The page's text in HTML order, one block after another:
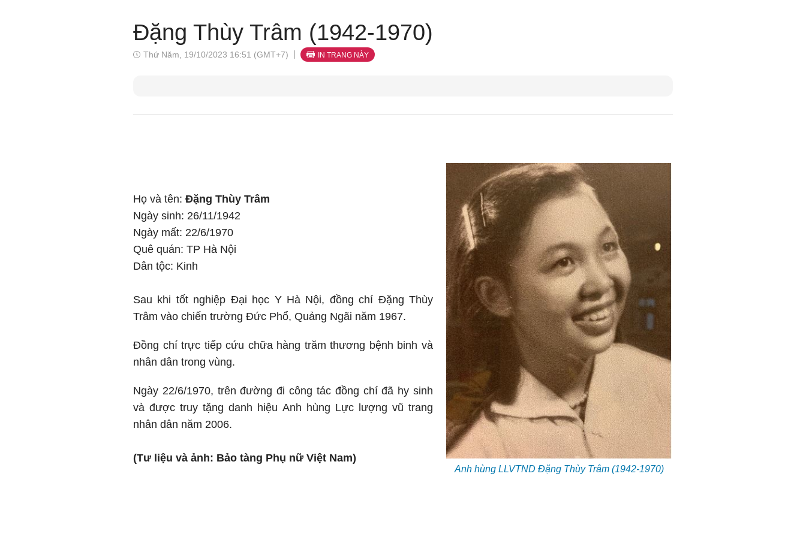
Đặng Thùy Trâm (1942-1970)
Thứ Năm, 19/10/2023 16:51 (GMT+7) IN TRANG NÀY
Anh hùng LLVTND Đặng Thùy Trâm (1942-1970)
Họ và tên: Đặng Thùy Trâm
Ngày sinh: 26/11/1942
Ngày mất: 22/6/1970
Quê quán: TP Hà Nội
Dân tộc: Kinh
Sau khi tốt nghiệp Đại học Y Hà Nội, đồng chí Đặng Thùy
Trâm vào chiến trường Đức Phổ, Quảng Ngãi năm 1967.
Đồng chí trực tiếp cứu chữa hàng trăm thương bệnh binh và
nhân dân trong vùng.
Ngày 22/6/1970, trên đường đi công tác đồng chí đã hy sinh
và được truy tặng danh hiệu Anh hùng Lực lượng vũ trang
nhân dân năm 2006.
(Tư liệu và ảnh: Bảo tàng Phụ nữ Việt Nam)